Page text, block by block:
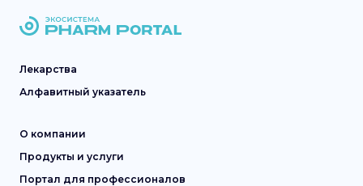
Лекарства
Алфавитный указатель
О компании
Продукты и услуги
Портал для профессионалов